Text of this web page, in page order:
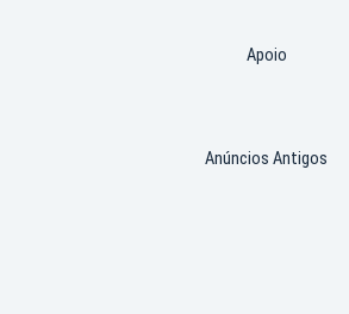
Apoio
Anúncios Antigos